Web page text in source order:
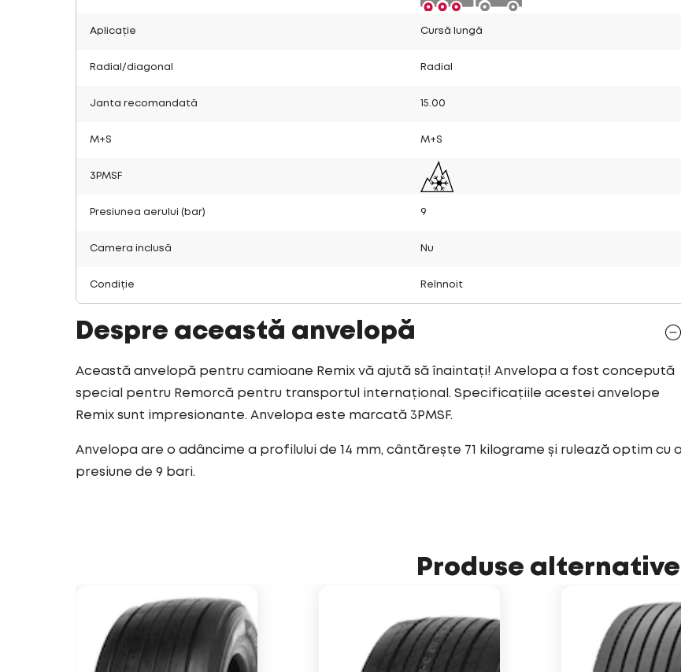
Aplicație Cursă lungă
Radial/diagonal Radial
Janta recomandată 15.00
M+S M+S
3PMSF
Presiunea aerului (bar) 9
Camera inclusă Nu
Condiție Reînnoit
Despre această anvelopă
Această anvelopă pentru camioane Remix vă ajută să înaintați! Anvelopa a fost concepută
special pentru Remorcă pentru transportul internațional. Specificațiile acestei anvelope
Remix sunt impresionante. Anvelopa este marcată 3PMSF.
Anvelopa are o adâncime a profilului de 14 mm, cântărește 71 kilograme și rulează optim cu o
presiune de 9 bari.
Produse alternative